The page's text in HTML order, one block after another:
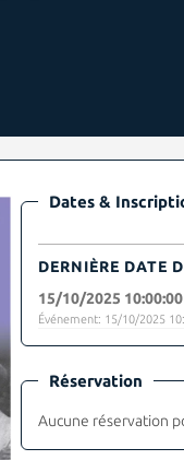
Dates &
DERNIÈRE DATE
15/10/2025 10:00:00
Événement: 15/10/2025
Réservation
Aucune réservation